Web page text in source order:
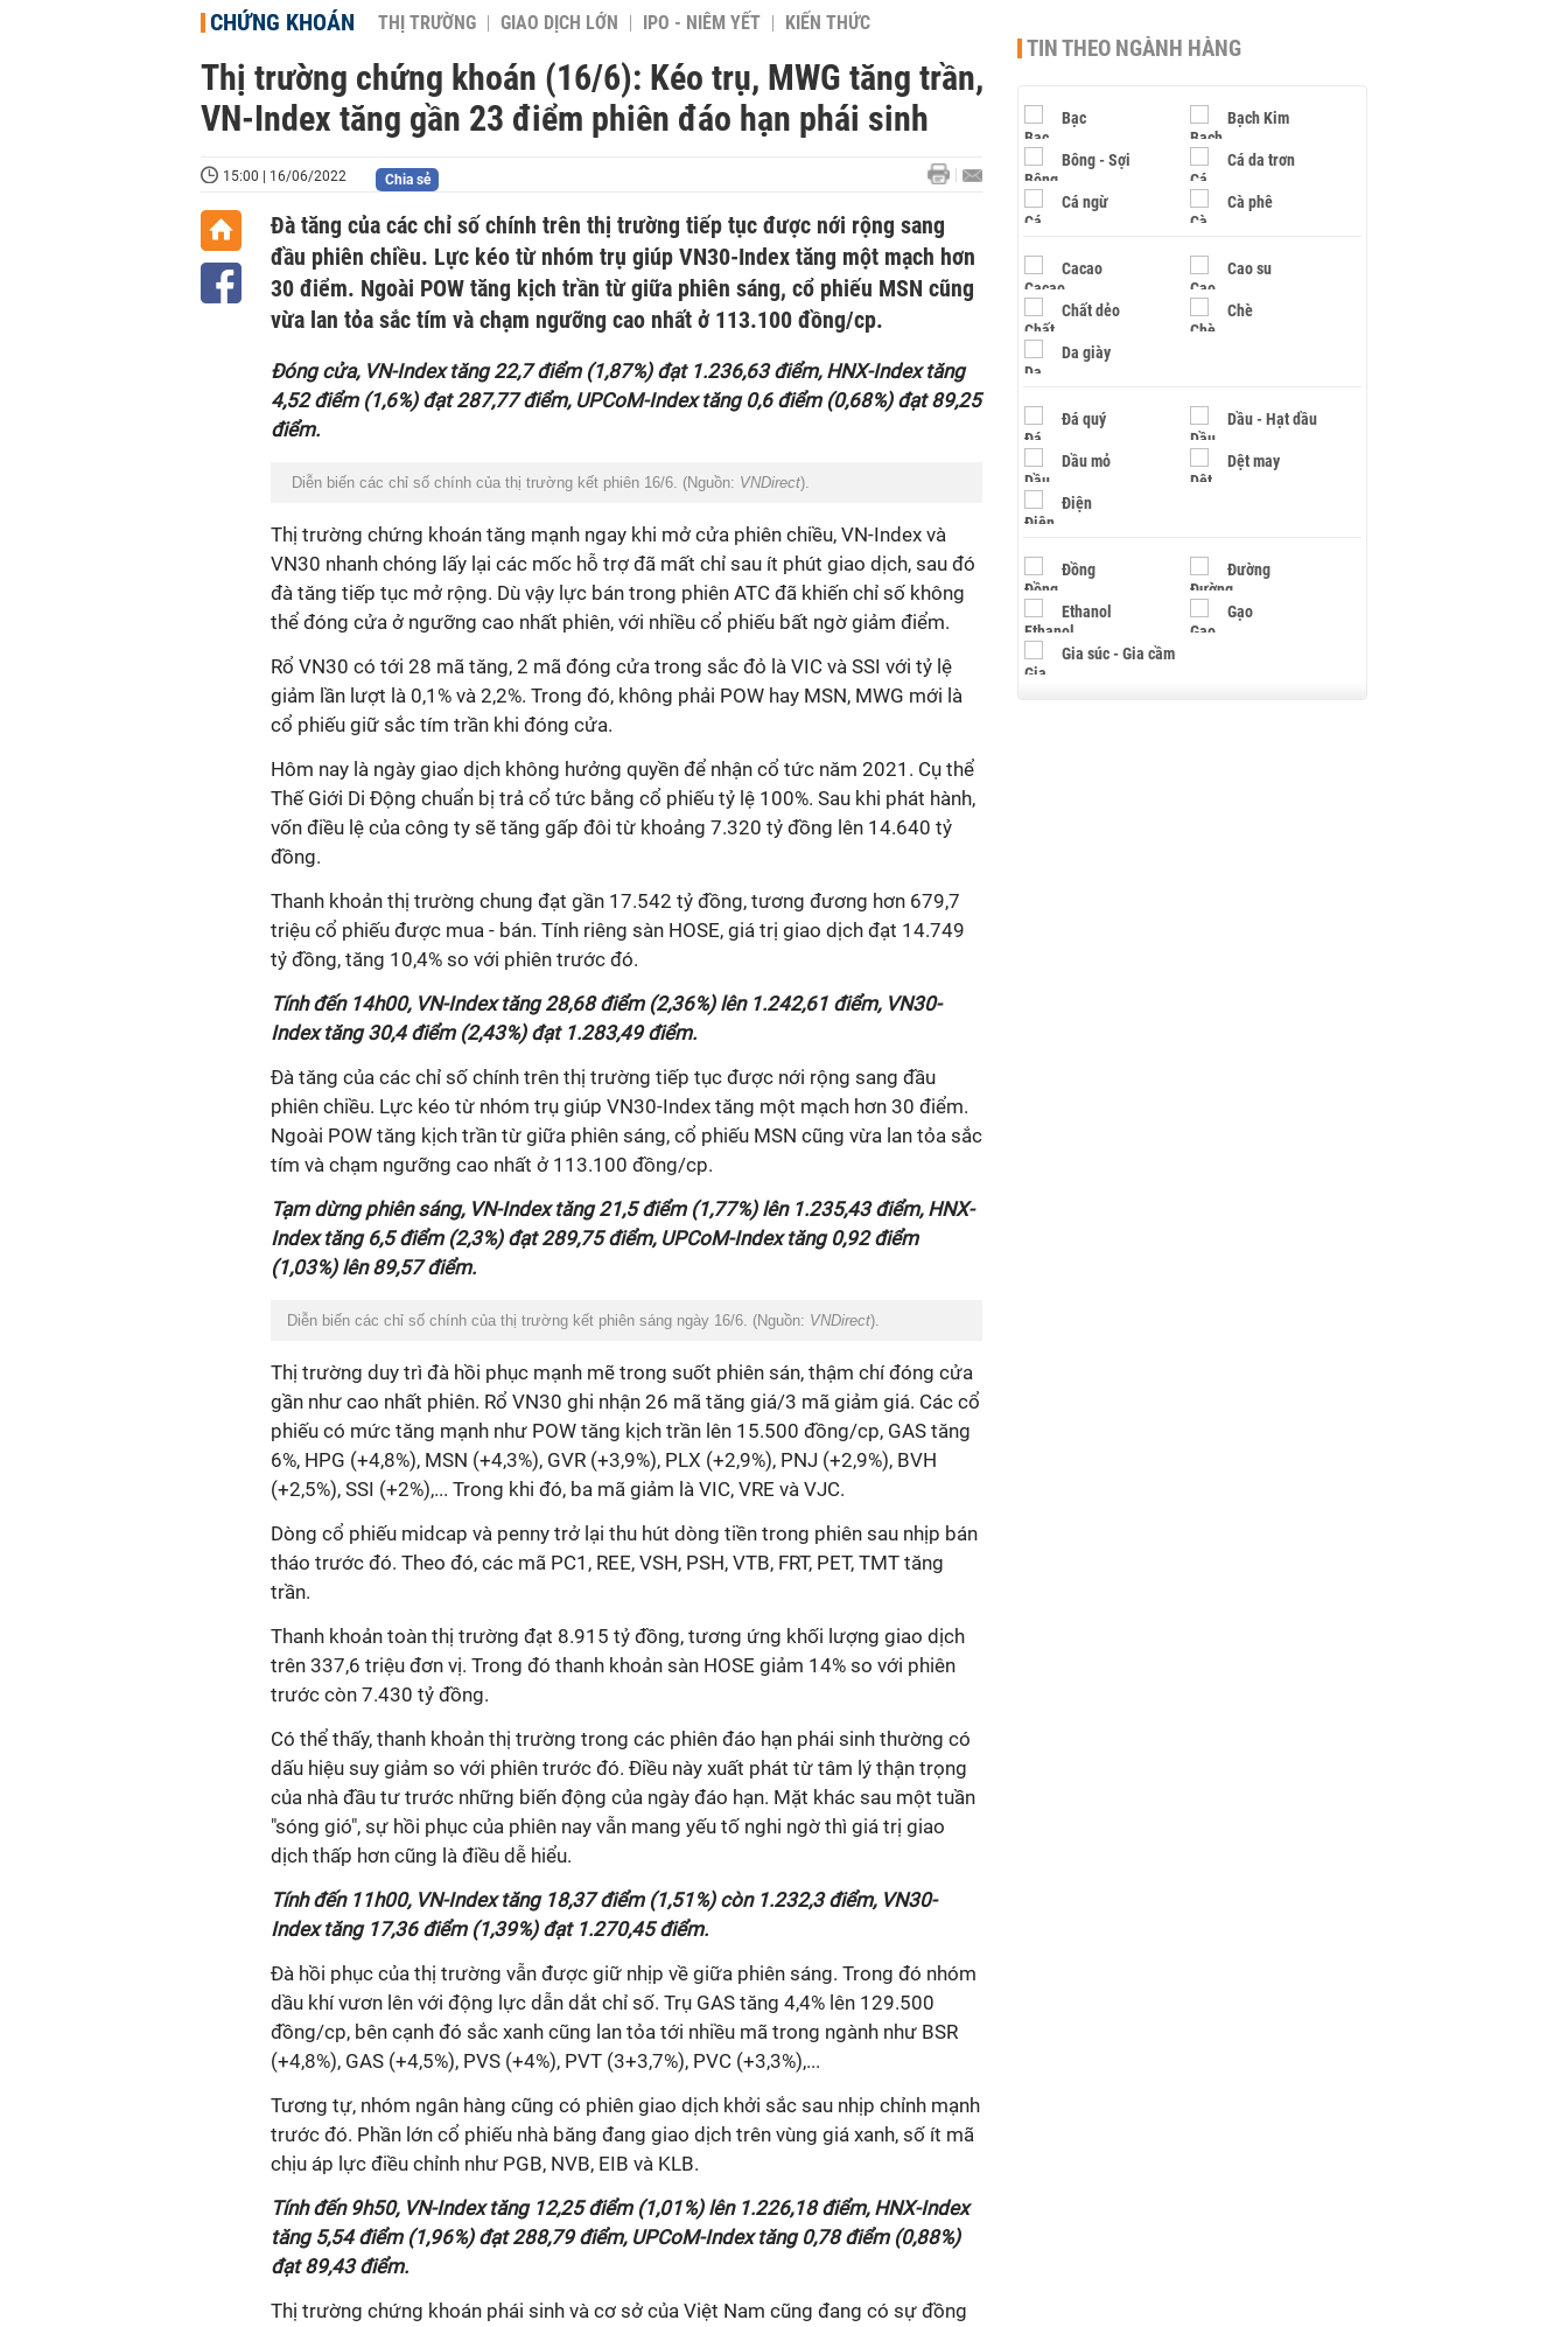
CHỨNG KHOÁN THỊ TRƯỜNG GIAO DỊCH LỚN IPO - NIÊM YẾT KIẾN THỨC
Thị trường chứng khoán (16/6): Kéo trụ, MWG tăng trần,
VN-Index tăng gần 23 điểm phiên đáo hạn phái sinh
15:00 | 16/06/2022 Chia sẻ
Đà tăng của các chỉ số chính trên thị trường tiếp tục được nới rộng sang
đầu phiên chiều. Lực kéo từ nhóm trụ giúp VN30-Index tăng một mạch hơn
30 điểm. Ngoài POW tăng kịch trần từ giữa phiên sáng, cổ phiếu MSN cũng
vừa lan tỏa sắc tím và chạm ngưỡng cao nhất ở 113.100 đồng/cp.
Đóng cửa, VN-Index tăng 22,7 điểm (1,87%) đạt 1.236,63 điểm, HNX-Index tăng
4,52 điểm (1,6%) đạt 287,77 điểm, UPCoM-Index tăng 0,6 điểm (0,68%) đạt 89,25
điểm.
Diễn biến các chỉ số chính của thị trường kết phiên 16/6. (Nguồn: VNDirect).
Thị trường chứng khoán tăng mạnh ngay khi mở cửa phiên chiều, VN-Index và
VN30 nhanh chóng lấy lại các mốc hỗ trợ đã mất chỉ sau ít phút giao dịch, sau đó
đà tăng tiếp tục mở rộng. Dù vậy lực bán trong phiên ATC đã khiến chỉ số không
thể đóng cửa ở ngưỡng cao nhất phiên, với nhiều cổ phiếu bất ngờ giảm điểm.
Rổ VN30 có tới 28 mã tăng, 2 mã đóng cửa trong sắc đỏ là VIC và SSI với tỷ lệ
giảm lần lượt là 0,1% và 2,2%. Trong đó, không phải POW hay MSN, MWG mới là
cổ phiếu giữ sắc tím trần khi đóng cửa.
Hôm nay là ngày giao dịch không hưởng quyền để nhận cổ tức năm 2021. Cụ thể
Thế Giới Di Động chuẩn bị trả cổ tức bằng cổ phiếu tỷ lệ 100%. Sau khi phát hành,
vốn điều lệ của công ty sẽ tăng gấp đôi từ khoảng 7.320 tỷ đồng lên 14.640 tỷ
đồng.
Thanh khoản thị trường chung đạt gần 17.542 tỷ đồng, tương đương hơn 679,7
triệu cổ phiếu được mua - bán. Tính riêng sàn HOSE, giá trị giao dịch đạt 14.749
tỷ đồng, tăng 10,4% so với phiên trước đó.
Tính đến 14h00, VN-Index tăng 28,68 điểm (2,36%) lên 1.242,61 điểm, VN30-
Index tăng 30,4 điểm (2,43%) đạt 1.283,49 điểm.
Đà tăng của các chỉ số chính trên thị trường tiếp tục được nới rộng sang đầu
phiên chiều. Lực kéo từ nhóm trụ giúp VN30-Index tăng một mạch hơn 30 điểm.
Ngoài POW tăng kịch trần từ giữa phiên sáng, cổ phiếu MSN cũng vừa lan tỏa sắc
tím và chạm ngưỡng cao nhất ở 113.100 đồng/cp.
Tạm dừng phiên sáng, VN-Index tăng 21,5 điểm (1,77%) lên 1.235,43 điểm, HNX-
Index tăng 6,5 điểm (2,3%) đạt 289,75 điểm, UPCoM-Index tăng 0,92 điểm
(1,03%) lên 89,57 điểm.
Diễn biến các chỉ số chính của thị trường kết phiên sáng ngày 16/6. (Nguồn: VNDirect).
Thị trường duy trì đà hồi phục mạnh mẽ trong suốt phiên sán, thậm chí đóng cửa
gần như cao nhất phiên. Rổ VN30 ghi nhận 26 mã tăng giá/3 mã giảm giá. Các cổ
phiếu có mức tăng mạnh như POW tăng kịch trần lên 15.500 đồng/cp, GAS tăng
6%, HPG (+4,8%), MSN (+4,3%), GVR (+3,9%), PLX (+2,9%), PNJ (+2,9%), BVH
(+2,5%), SSI (+2%),... Trong khi đó, ba mã giảm là VIC, VRE và VJC.
Dòng cổ phiếu midcap và penny trở lại thu hút dòng tiền trong phiên sau nhịp bán
tháo trước đó. Theo đó, các mã PC1, REE, VSH, PSH, VTB, FRT, PET, TMT tăng
trần.
Thanh khoản toàn thị trường đạt 8.915 tỷ đồng, tương ứng khối lượng giao dịch
trên 337,6 triệu đơn vị. Trong đó thanh khoản sàn HOSE giảm 14% so với phiên
trước còn 7.430 tỷ đồng.
Có thể thấy, thanh khoản thị trường trong các phiên đáo hạn phái sinh thường có
dấu hiệu suy giảm so với phiên trước đó. Điều này xuất phát từ tâm lý thận trọng
của nhà đầu tư trước những biến động của ngày đáo hạn. Mặt khác sau một tuần
"sóng gió", sự hồi phục của phiên nay vẫn mang yếu tố nghi ngờ thì giá trị giao
dịch thấp hơn cũng là điều dễ hiểu.
Tính đến 11h00, VN-Index tăng 18,37 điểm (1,51%) còn 1.232,3 điểm, VN30-
Index tăng 17,36 điểm (1,39%) đạt 1.270,45 điểm.
Đà hồi phục của thị trường vẫn được giữ nhịp về giữa phiên sáng. Trong đó nhóm
dầu khí vươn lên với động lực dẫn dắt chỉ số. Trụ GAS tăng 4,4% lên 129.500
đồng/cp, bên cạnh đó sắc xanh cũng lan tỏa tới nhiều mã trong ngành như BSR
(+4,8%), GAS (+4,5%), PVS (+4%), PVT (3+3,7%), PVC (+3,3%),...
Tương tự, nhóm ngân hàng cũng có phiên giao dịch khởi sắc sau nhịp chỉnh mạnh
trước đó. Phần lớn cổ phiếu nhà băng đang giao dịch trên vùng giá xanh, số ít mã
chịu áp lực điều chỉnh như PGB, NVB, EIB và KLB.
Tính đến 9h50, VN-Index tăng 12,25 điểm (1,01%) lên 1.226,18 điểm, HNX-Index
tăng 5,54 điểm (1,96%) đạt 288,79 điểm, UPCoM-Index tăng 0,78 điểm (0,88%)
đạt 89,43 điểm.
Thị trường chứng khoán phái sinh và cơ sở của Việt Nam cũng đang có sự đồng
TIN THEO NGÀNH HÀNG
Bạc Bạch Kim
Bông - Sợi Cá da trơn
Cá ngừ Cà phê
Cacao Cao su
Chất dẻo Chè
Da giày
Đá quý Dầu - Hạt dầu
Dầu mỏ Dệt may
Điện
Đồng Đường
Ethanol Gạo
Gia súc - Gia cầm